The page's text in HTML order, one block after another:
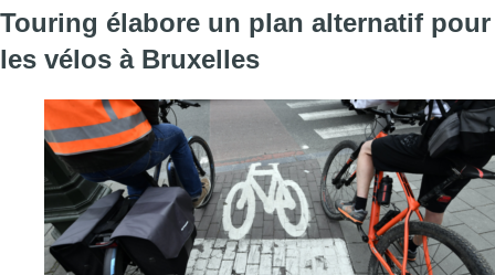
Touring élabore un plan alternatif pour
les vélos à Bruxelles